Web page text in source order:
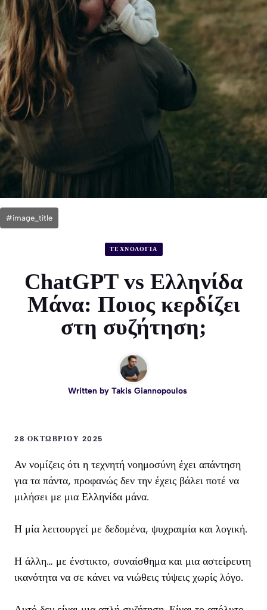
#image_title
ΤΕΧΝΟΛΟΓΙΑ
ChatGPT vs Ελληνίδα
Μάνα: Ποιος κερδίζει
στη συζήτηση;
Written by Takis Giannopoulos
28 ΟΚΤΩΒΡΊΟΥ 2025
Αν νομίζεις ότι η τεχνητή νοημοσύνη έχει απάντηση
για τα πάντα, προφανώς δεν την έχεις βάλει ποτέ να
μιλήσει με μια Ελληνίδα μάνα.
Η μία λειτουργεί με δεδομένα, ψυχραιμία και λογική.
Η άλλη… με ένστικτο, συναίσθημα και μια αστείρευτη
ικανότητα να σε κάνει να νιώθεις τύψεις χωρίς λόγο.